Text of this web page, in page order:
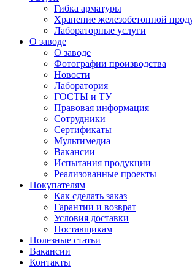
Гибка арматуры
Хранение железобетонной
Лабораторные услуги
О заводе
О заводе
Фотографии производства
Новости
Лаборатория
ГОСТЫ и ТУ
Правовая информация
Сотрудники
Сертификаты
Мультимедиа
Вакансии
Испытания продукции
Реализованные проекты
Покупателям
Как сделать заказ
Гарантии и возврат
Условия доставки
Поставщикам
Полезные статьи
Вакансии
Контакты